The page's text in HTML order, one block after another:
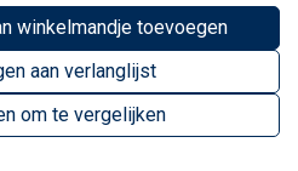
winkelmandje toevoegen
om te vergelijken
aan verlanglijst